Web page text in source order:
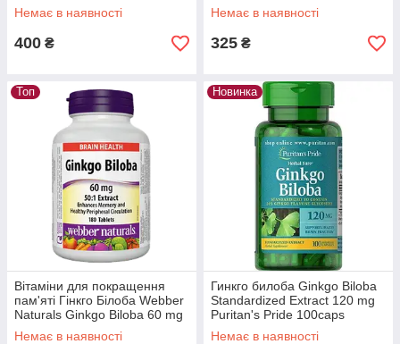
Немає в наявності
400 ₴
Немає в наявності
325 ₴
Топ
Вітаміни для покращення
пам'яті Гінкго Білоба Webber
Naturals Ginkgo Biloba 60 mg
180 таблеток
Немає в наявності
Новинка
Гинкго билоба Ginkgo Biloba
Standardized Extract 120 mg
Puritan's Pride 100caps
Немає в наявності